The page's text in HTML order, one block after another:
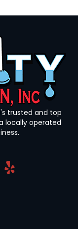
trusted and top
locally operated